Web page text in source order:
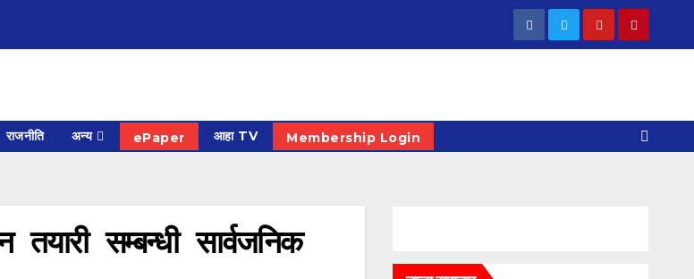
राजनीति अन्य ePaper आहा TV Membership Login
सम्बन्धी सार्वजनिक